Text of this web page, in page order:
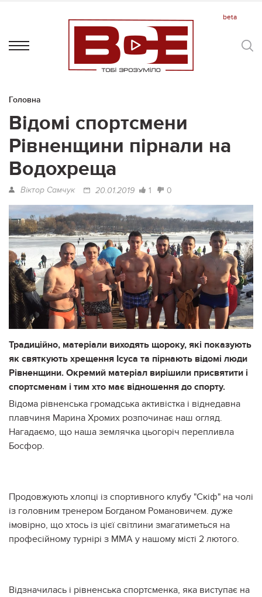
Головна
Відомі спортсмени
Рівненщини пірнали на
Водохреща
Віктор Самчук 20.01.2019 1 0
Традиційно, матеріали виходять щороку, які показують
як святкують хрещення Ісуса та пірнають відомі люди
Рівненщини. Окремий матеріал вирішили присвятити і
спортсменам і тим хто має відношення до спорту.
Відома рівненська громадська активістка і віднедавна
плавчиня Марина Хромих розпочинає наш огляд.
Нагадаємо, що наша землячка цьогоріч перепливла
Босфор.
Продовжують хлопці із спортивного клубу "Скіф" на чолі
із головним тренером Богданом Романовичем. дуже
імовірно, що хтось із цієї світлини змагатиметься на
професійному турнірі з ММА у нашому місті 2 лютого.
Відзначилась і рівненська спортсменка, яка виступає на